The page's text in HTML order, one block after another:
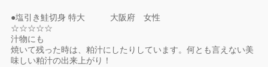
●塩引き鮭切身 特大 大阪府 女性
☆☆☆☆☆
汁物にも
焼いて残った時は、粕汁にしたりしています。何とも言えない美
味しい粕汁の出来上がり！